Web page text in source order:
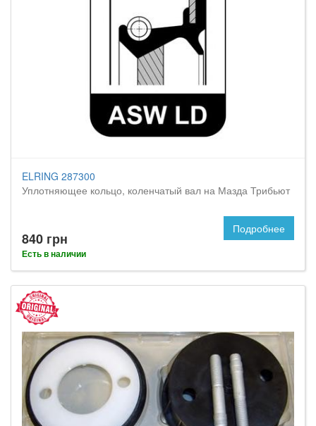
ELRING 287300
Уплотняющее кольцо, коленчатый вал на Мазда Трибьют
840 грн
Есть в наличии
Подробнее